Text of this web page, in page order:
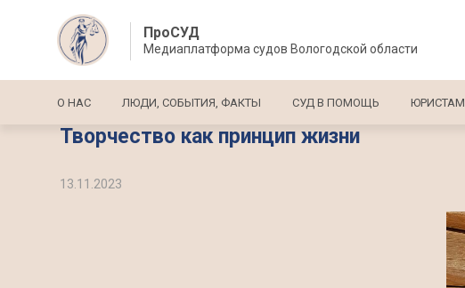
ПроСУД
Медиаплатформа судов Вологодской области
Основная навигация
О НАС ЛЮДИ, СОБЫТИЯ, ФАКТЫ СУД В ПОМОЩЬ ЮРИСТАМ
Творчество как принцип жизни
13.11.2023